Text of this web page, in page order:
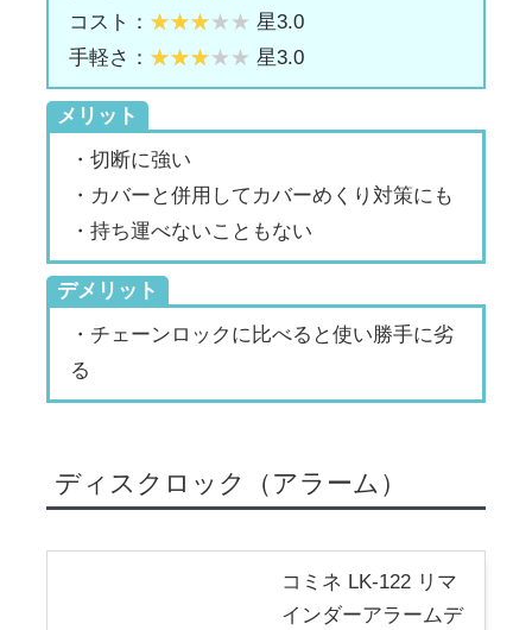
コスト：
星3.0
手軽さ：
星3.0
メリット
・切断に強い
・カバーと併用してカバーめくり対策にも
・持ち運べないこともない
デメリット
・チェーンロックに比べると使い勝手に劣
る
ディスクロック（アラーム）
コミネ LK-122 リマ
インダーアラームデ